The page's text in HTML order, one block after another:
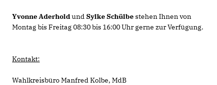
Yvonne Aderholdund Sylke Schülbestehen Ihnen von
Montag bis Freitag 08:30 bis 16:00 Uhr gerne zur Verfügung.
Kontakt:
Wahlkreisbüro Manfred Kolbe, MdB